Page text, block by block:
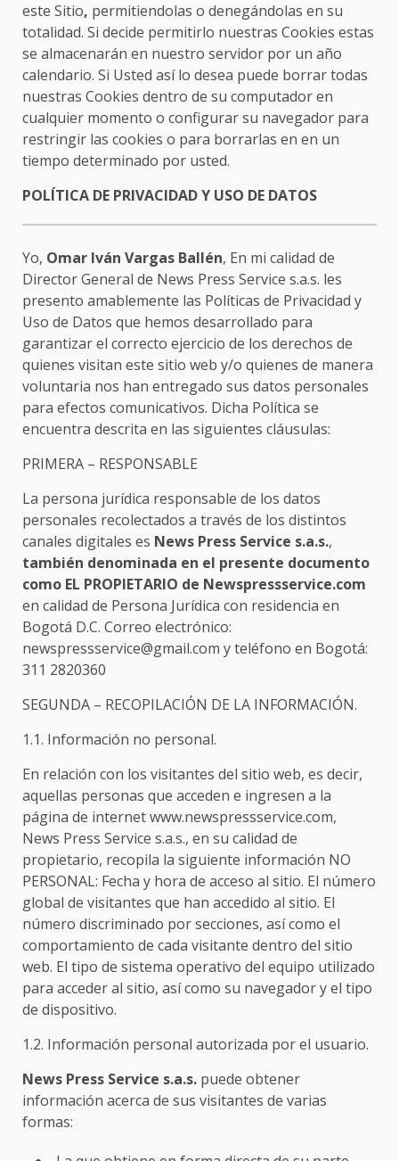
este Sitio, permitiendolas o denegándolas en su
totalidad. Si decide permitirlo nuestras Cookies estas
se almacenarán en nuestro servidor por un año
calendario. Si Usted así lo desea puede borrar todas
nuestras Cookies dentro de su computador en
cualquier momento o configurar su navegador para
restringir las cookies o para borrarlas en en un
tiempo determinado por usted.
POLÍTICA DE PRIVACIDAD Y USO DE DATOS
Yo, Omar Iván Vargas Ballén, En mi calidad de
Director General de News Press Service s.a.s. les
presento amablemente las Políticas de Privacidad y
Uso de Datos que hemos desarrollado para
garantizar el correcto ejercicio de los derechos de
quienes visitan este sitio web y/o quienes de manera
voluntaria nos han entregado sus datos personales
para efectos comunicativos. Dicha Política se
encuentra descrita en las siguientes cláusulas:
PRIMERA – RESPONSABLE
La persona jurídica responsable de los datos
personales recolectados a través de los distintos
canales digitales es News Press Service s.a.s.,
también denominada en el presente documento
como EL PROPIETARIO de Newspressservice.com
en calidad de Persona Jurídica con residencia en
Bogotá D.C. Correo electrónico:
newspressservice@gmail.com y teléfono en Bogotá:
311 2820360
SEGUNDA – RECOPILACIÓN DE LA INFORMACIÓN.
1.1. Información no personal.
En relación con los visitantes del sitio web, es decir,
aquellas personas que acceden e ingresen a la
página de internet www.newspressservice.com,
News Press Service s.a.s., en su calidad de
propietario, recopila la siguiente información NO
PERSONAL: Fecha y hora de acceso al sitio. El número
global de visitantes que han accedido al sitio. El
número discriminado por secciones, así como el
comportamiento de cada visitante dentro del sitio
web. El tipo de sistema operativo del equipo utilizado
para acceder al sitio, así como su navegador y el tipo
de dispositivo.
1.2. Información personal autorizada por el usuario.
News Press Service s.a.s. puede obtener
información acerca de sus visitantes de varias
formas: